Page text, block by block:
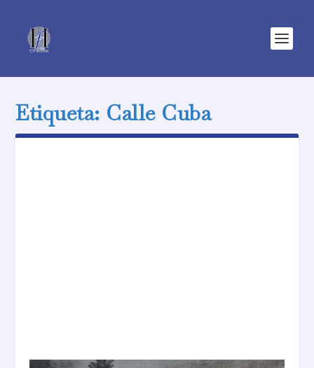
Etiqueta: Calle Cuba